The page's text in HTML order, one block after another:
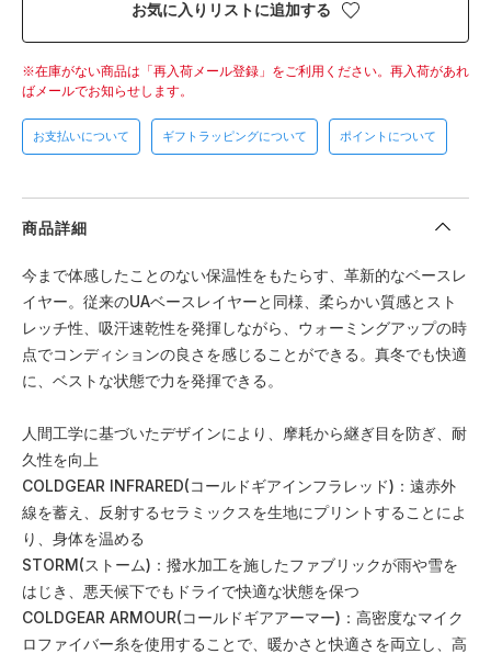
お気に入りリストに追加する
在庫がない商品は「再入荷メール登録」をご利用ください。 再入荷があれ
ばメールでお知らせします。
お支払いについて ギフトラッピングについて ポイントについて
商品詳細
今まで体感したことのない保温性をもたらす、革新的なベースレ
イヤー。従来のUAベースレイヤーと同様、柔らかい質感とスト
レッチ性、吸汗速乾性を発揮しながら、ウォーミングアップの時
点でコンディションの良さを感じることができる。真冬でも快適
に、ベストな状態で力を発揮できる。
人間工学に基づいたデザインにより、摩耗から継ぎ目を防ぎ、耐
久性を向上
COLDGEAR INFRARED(コールドギアインフラレッド)：遠赤外
線を蓄え、反射するセラミックスを生地にプリントすることによ
り、身体を温める
STORM(ストーム)：撥水加工を施したファブリックが雨や雪を
はじき、悪天候下でもドライで快適な状態を保つ
COLDGEAR ARMOUR(コールドギアアーマー)：高密度なマイク
ロファイバー糸を使用することで、暖かさと快適さを両立し、高